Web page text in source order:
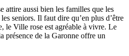
attire aussi bien les familles que les
seniors. Il faut dire qu’en plus d’être
le Ville rose est agréable à vivre. Le
présence de la Garonne offre un